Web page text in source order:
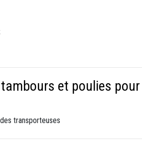
et poulies
transporteuses